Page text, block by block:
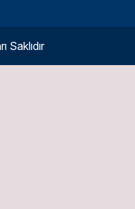
Saklıdır